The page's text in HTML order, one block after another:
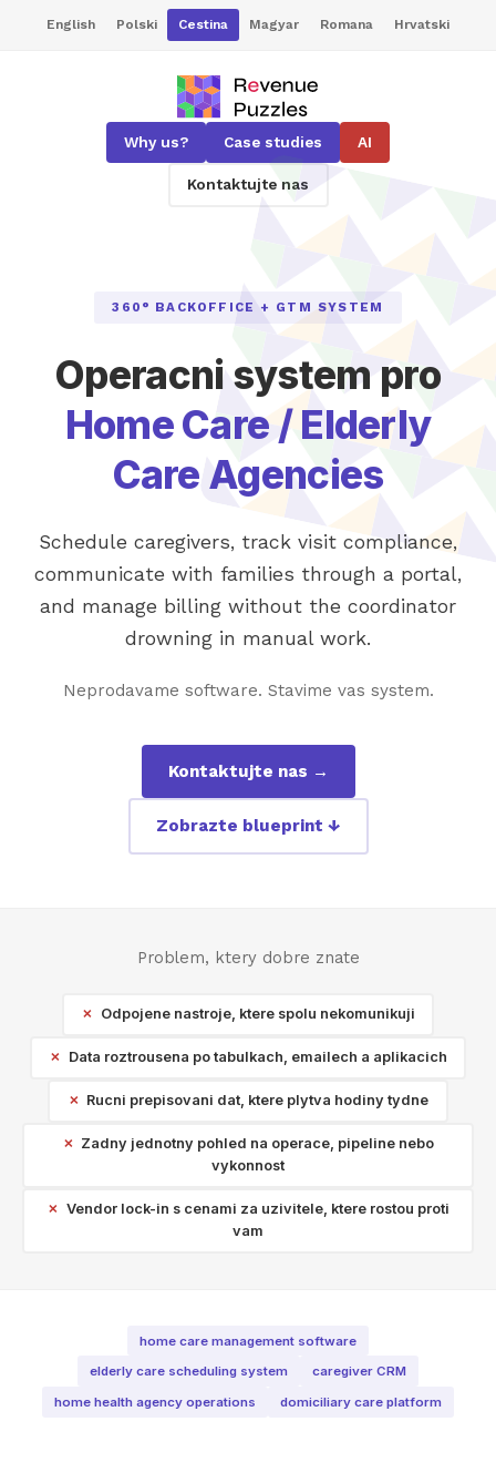
English Polski Cestina Magyar Romana Hrvatski
Why us? Case studies AI
Kontaktujte nas
360° BACKOFFICE + GTM SYSTEM
Operacni system pro
Home Care / Elderly
Care Agencies
Schedule caregivers, track visit compliance,
communicate with families through a portal,
and manage billing without the coordinator
drowning in manual work.
Neprodavame software. Stavime vas system.
Kontaktujte nas →
Zobrazte blueprint ↓
Problem, ktery dobre znate
Odpojene nastroje, ktere spolu nekomunikuji
Data roztrousena po tabulkach, emailech a aplikacich
Rucni prepisovani dat, ktere plytva hodiny tydne
Zadny jednotny pohled na operace, pipeline nebo
vykonnost
Vendor lock-in s cenami za uzivitele, ktere rostou proti
vam
home care management software
elderly care scheduling system
caregiver CRM
home health agency operations
domiciliary care platform